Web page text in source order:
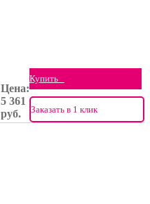
Цена:
5 361
руб.
Купить
Заказать в 1 клик